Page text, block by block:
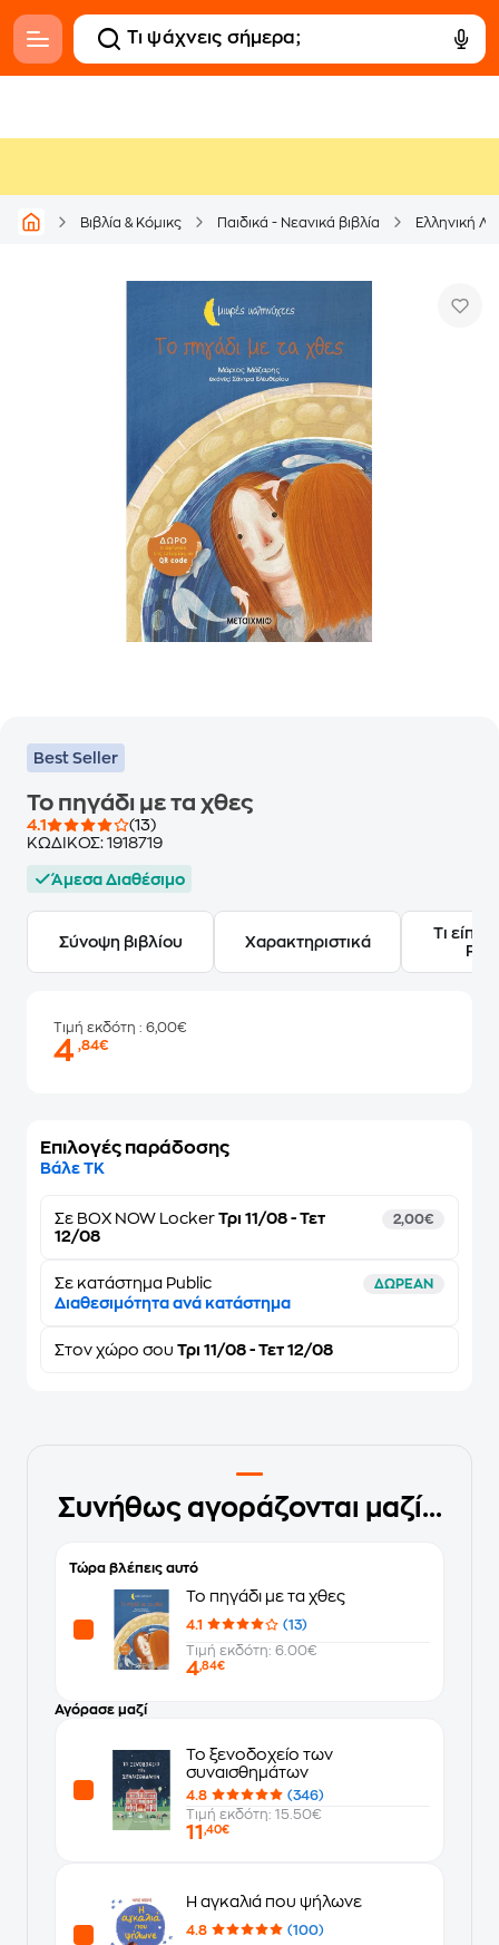
Βιβλία & Κόμικς Παιδικά - Νεανικά βιβλία Ελληνική
Best Seller
Το πηγάδι με τα χθες
4.1
(13)
ΚΩΔΙΚΟΣ: 1918719
Άμεσα Διαθέσιμο
Σύνοψη βιβλίου Χαρακτηριστικά
Τι
Τιμή εκδότη : 6,00€
4,84€
Επιλογές παράδοσης
Βάλε ΤΚ
Σε BOX NOW Locker Τρι 11/08 - Τετ
12/08
2,00€
Σε κατάστημα Public ΔΩΡΕΑΝ
Διαθεσιμότητα ανά κατάστημα
Στον χώρο σου Τρι 11/08 - Τετ 12/08
Συνήθως αγοράζονται μαζί...
Τώρα βλέπεις αυτό
Το πηγάδι με τα χθες
4.1
(13)
Τιμή εκδότη: 6.00€
4,84€
Αγόρασε μαζί
Το ξενοδοχείο των
συναισθημάτων
4.8
(346)
Τιμή εκδότη: 15.50€
11 ,40€
Η αγκαλιά που ψήλωνε
4.8
(100)